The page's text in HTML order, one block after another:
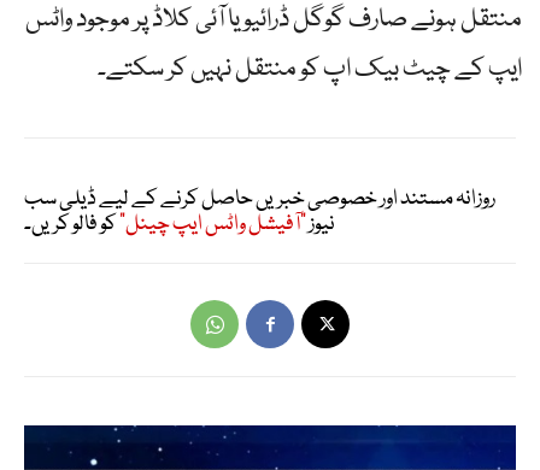
منتقل ہونے صارف گوگل ڈرائیو یا آئی کلاڈ پر موجود واٹس
ایپ کے چیٹ بیک اپ کو منتقل نہیں کر سکتے۔
روزانہ مستند اور خصوصی خبریں حاصل کرنے کے لیے ڈیلی سب
نیوز"آفیشل واٹس ایپ چینل"کو فالو کریں۔